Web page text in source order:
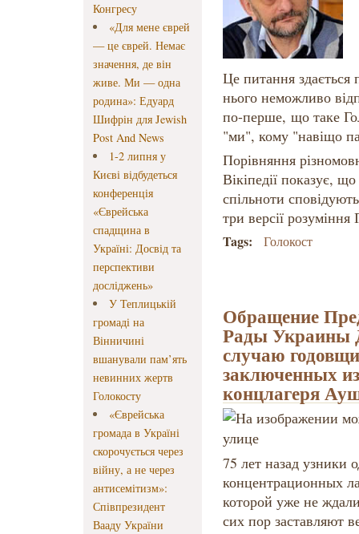
Конгресу
«Для мене єврей
— це єврей. Немає
значення, де він
живе. Ми — одна
родина»: Едуард
Шифрін для Jewish
Post And News
1-2 липня у
Києві відбудеться
конференція
«Єврейська
спадщина в
Україні: Досвід та
перспективи
досліджень»
У Теплицькій
громаді на
Вінничині
вшанували пам’ять
невинних жертв
Голокосту
«Єврейська
громада в Україні
скорочується через
війну, а не через
антисемітизм»:
Співпрезидент
Вааду України
Це питання
нього неможливо
по-перше, що таке
"ми", кому "навіщо
Порівняння
Вікіпедії показує,
спільноти
три версії розуміння
Tags: Голокост
Обращение
Рады Украины
случаю
заключенных
концлагеря
75 лет назад узники
концентрационных
которой уже не
сих пор заставляют